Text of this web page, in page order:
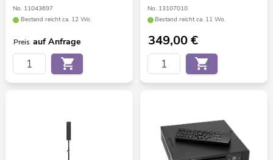
No. 11043697
Bestand reicht ca. 12 Wo.
Preis auf Anfrage
No. 13107010
Bestand reicht ca. 11 Wo.
349,00€